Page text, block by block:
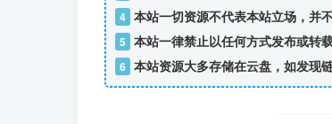
4 本站一切资源不代表本站立场，并
5 本站一律禁止以任何方式发布或转
6 本站资源大多存储在云盘，如发现